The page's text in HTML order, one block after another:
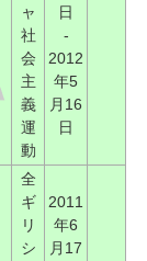
ャ
社
会
主
義
運
動
日
-
2012
年5
月16
日
全
ギ
リ
シ
2011
年6
月17